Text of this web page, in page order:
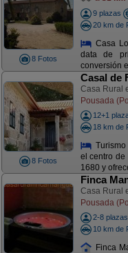
8 Fotos
9 plazas
20 km de
Casa
data de
conversión
8 Fotos
Casal de
Casa Rural
Pousada
12+1
18 km de
el centro de
1680 y
Finca
Casa Rural
Pousada
2-8 plazas
10 km de
Finca